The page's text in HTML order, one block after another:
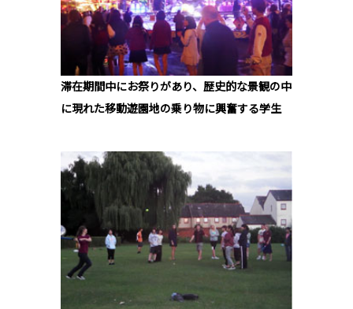
滞在期間中にお祭りがあり、歴史的な景観の中
に現れた移動遊園地の乗り物に興奮する学生